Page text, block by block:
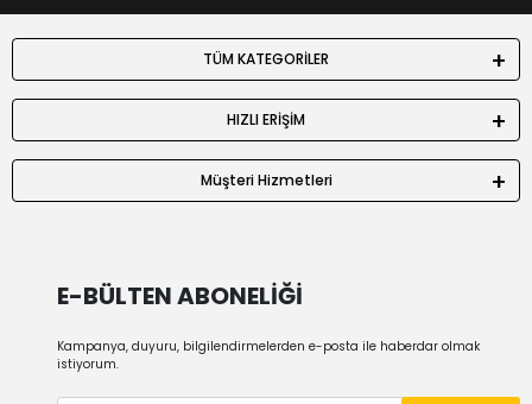
TÜM KATEGORİLER
HIZLI ERİŞİM
Müşteri Hizmetleri
E-BÜLTEN ABONELİĞİ
Kampanya, duyuru, bilgilendirmelerden e-posta ile haberdar olmak
istiyorum.